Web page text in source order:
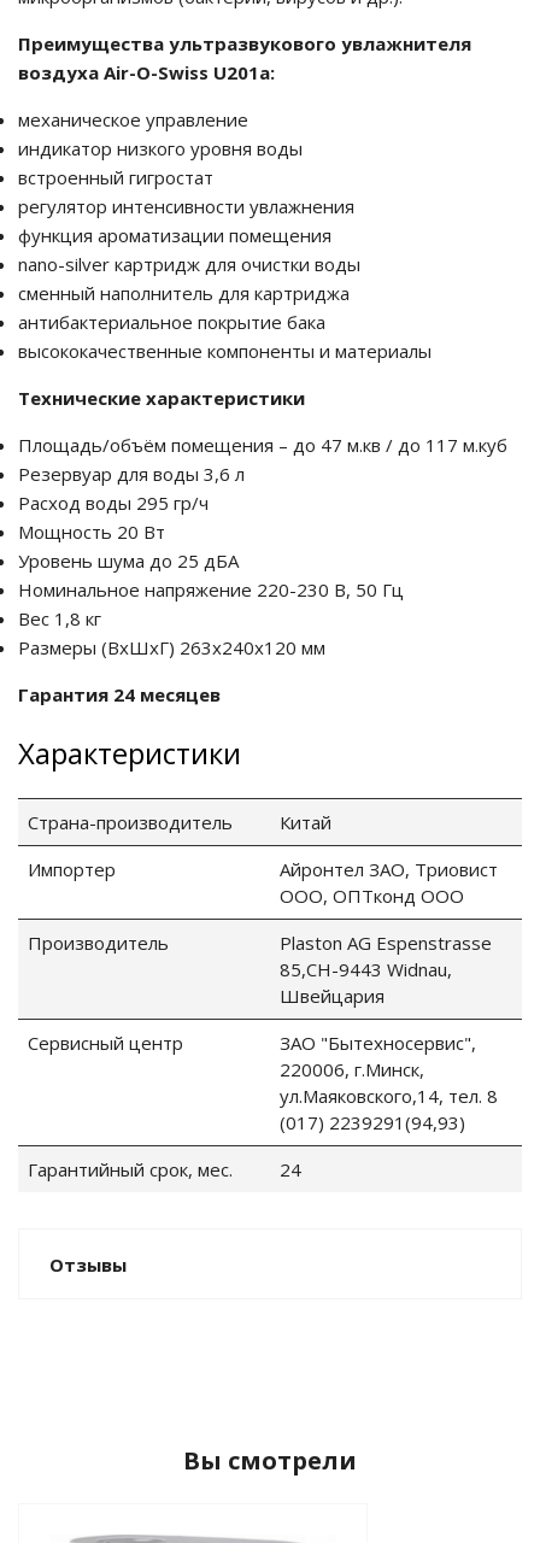
Преимущества ультразвукового увлажнителя
воздуха Air-O-Swiss U201a:
механическое управление
индикатор низкого уровня воды
встроенный гигростат
регулятор интенсивности увлажнения
функция ароматизации помещения
nano-silver картридж для очистки воды
сменный наполнитель для картриджа
антибактериальное покрытие бака
высококачественные компоненты и материалы
Технические характеристики
Площадь/объём помещения – до 47 м.кв / до 117 м.куб
Резервуар для воды 3,6 л
Расход воды 295 гр/ч
Мощность 20 Вт
Уровень шума до 25 дБА
Номинальное напряжение 220-230 В, 50 Гц
Вес 1,8 кг
Размеры (ВxШxГ) 263x240x120 мм
Гарантия 24 месяцев
Характеристики
Страна-производитель
Китай
Импортер
Айронтел ЗАО, Триовист
ООО, ОПТконд ООО
Производитель
Plaston AG Espenstrasse
85,CH-9443 Widnau,
Швейцария
Сервисный центр
ЗАО "Бытехносервис",
220006, г.Минск,
ул.Маяковского,14, тел. 8
(017) 2239291(94,93)
Гарантийный срок, мес.
24
Отзывы
Вы смотрели